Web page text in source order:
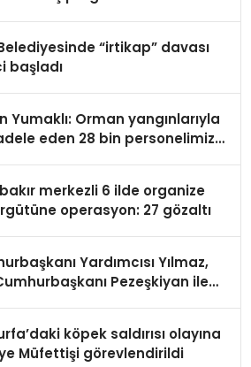
“irtikap” davası
başladı
Yumaklı: Orman yangınlarıyla
eden 28 bin personelimiz
merkezli 6 ilde organize
operasyon: 27 gözaltı
Yardımcısı Yılmaz,
Pezeşkiyan ile
köpek saldırısı olayına
Müfettişi görevlendirildi